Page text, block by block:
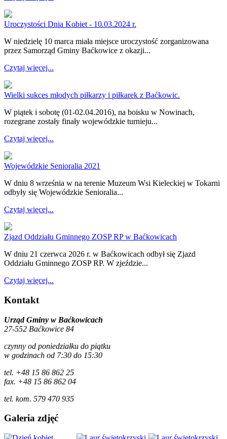
Uroczystości Dnia Kobiet - 10.03.2024 r.
W niedzielę 10 marca miała miejsce uroczystość zorganizowana
przez Samorząd Gminy Baćkowice z okazji...
Czytaj więcej...
Wielki sukces młodych piłkarzy i piłkarek z Baćkowic.
W piątek i sobotę (01-02.04.2016), na boisku w Nowinach,
rozegrane zostały finały wojewódzkie turnieju...
Czytaj więcej...
Wojewódzkie Senioralia 2021
W dniu 8 września w na terenie Muzeum Wsi Kieleckiej w Tokarni
odbyły się Wojewódzkie Senioralia...
Czytaj więcej...
Zjazd Oddziału Gminnego ZOSP RP w Baćkowicach
W dniu 21 czerwca 2026 r. w Baćkowicach odbył się Zjazd
Oddziału Gminnego ZOSP RP. W zjeździe...
Czytaj więcej...
Kontakt
Urząd Gminy w Baćkowicach
27-552 Baćkowice 84
czynny od poniedziałku do piątku
w godzinach od 7:30 do 15:30
tel. +48 15 86 862 25
fax. +48 15 86 862 04
tel. kom. 579 470 935
Galeria zdjęć